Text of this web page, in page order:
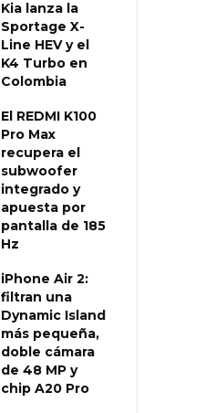
Kia lanza la
Sportage X-
Line HEV y el
K4 Turbo en
Colombia
El REDMI K100
Pro Max
recupera el
subwoofer
integrado y
apuesta por
pantalla de 185
Hz
iPhone Air 2:
filtran una
Dynamic Island
más pequeña,
doble cámara
de 48 MP y
chip A20 Pro